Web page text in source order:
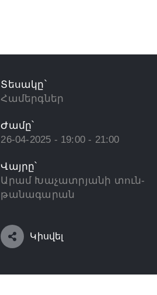
Տեսակը՝
Համերգներ
Ժամը՝
26-04-2025 - 19:00 - 21:00
Վայրը՝
Արամ Խաչատրյանի տուն-
թանագարան
Կիսվել